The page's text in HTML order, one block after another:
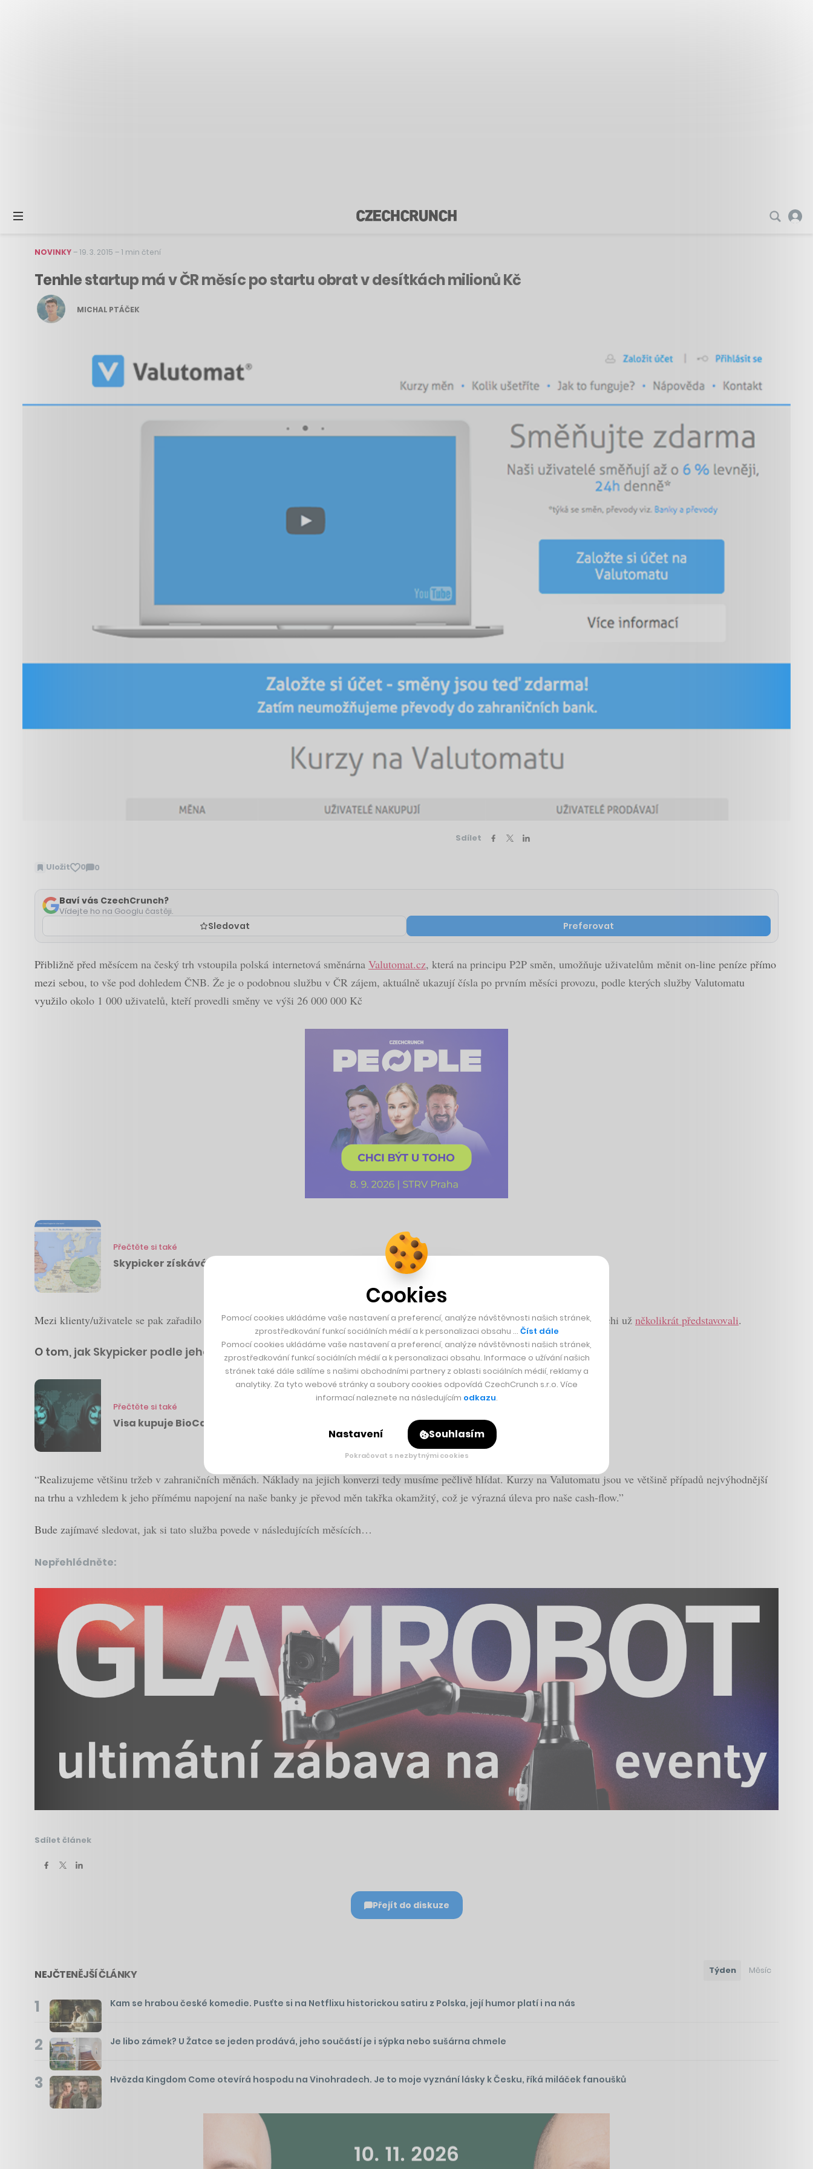
NOVINKY–19. 3. 2015 –1 min čtení
Tenhle startup má v ČR měsíc po startu obrat v desítkách milionů Kč
MICHAL PTÁČEK
Sdílet
Uložit 0 0
Zobrazit
Baví vás CzechCrunch?
Vídejte ho na Googlu častěji.
Sledovat Preferovat
Přibližně před měsícem na český trh vstoupila polská internetová směnárna Valutomat.cz, která na principu P2P směn, umožňuje uživatelům měnit on-line peníze přímo
mezi sebou, to vše pod dohledem ČNB. Že je o podobnou službu v ČR zájem, aktuálně ukazují čísla po prvním měsíci provozu, podle kterých služby Valutomatu
využilo okolo 1 000 uživatelů, kteří provedli směny ve výši 26 000 000 Kč
Přečtěte si také
Skypicker získává další investici ve výši 25 milionů korun a oznámil tržby za prosinec
Mezi klienty/uživatele se pak zařadilo i několik velkých českých startupů jako napříkladSkypicker, který jsme vám na CzechCrunchi už několikrát představovali.
O tom, jak Skypicker podle jeho zakladatele Olivera Dlouhého Valutomat vlastně využívá…
Přečtěte si také
Visa kupuje BioCatch za 50 miliard
“Realizujeme většinu tržeb v zahraničních měnách. Náklady na jejich konverzi tedy musíme pečlivě hlídat. Kurzy na Valutomatu jsou ve většině případů nejvýhodnější
na trhu a vzhledem k jeho přímému napojení na naše banky je převod měn takřka okamžitý, což je výrazná úleva pro naše cash-flow.”
Bude zajímavé sledovat, jak si tato služba povede v následujících měsících…
Nepřehlédněte:
Sdílet článek
Přejít do diskuze
NEJČTENĚJŠÍ ČLÁNKY Týden Měsíc
1 Kam se hrabou české komedie. Pusťte si na Netflixu historickou satiru z Polska, její humor platí i na nás
2 Je libo zámek? U Žatce se jeden prodává, jeho součástí je i sýpka nebo sušárna chmele
3 Hvězda Kingdom Come otevírá hospodu na Vinohradech. Je to moje vyznání lásky k Česku, říká miláček fanoušků
Cookies
Pomocí cookies ukládáme vaše nastavení a preferencí, analýze návštěvnosti našich stránek,
zprostředkování funkcí sociálních médií a k personalizaci obsahu … Číst dále
Pomocí cookies ukládáme vaše nastavení a preferencí, analýze návštěvnosti našich stránek,
zprostředkování funkcí sociálních médií a k personalizaci obsahu. Informace o užívání našich
stránek také dále sdílíme s našimi obchodními partnery z oblasti sociálních médií, reklamy a
analytiky. Za tyto webové stránky a soubory cookies odpovídá CzechCrunch s.r.o. Více
informací naleznete na následujícím odkazu.
Nastavení Souhlasím
Pokračovat s nezbytnými cookies